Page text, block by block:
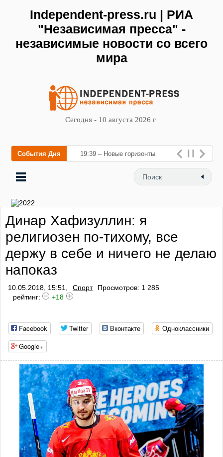
Independent-press.ru | РИА
"Независимая пресса" -
независимые новости со всего
мира
Сегодня - 10 августа 2026 г
События Дня 19:39 – Новые горизонты
флебологии: в Москве
открылся «Городской центр
заболеваний вен и
профилактики тромбоза
Динар Хафизуллин: я
религиозен по-тихому, все
держу в себе и ничего не делаю
напоказ
10.05.2018, 15:51, Спорт
Просмотров: 1 285
рейтинг:
+18
Facebook Twitter Вконтакте
Одноклассники
Google+